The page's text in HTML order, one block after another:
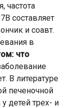
частота
составляет
и соавт.
в
что
В литературе
печеночной
детей трех- и